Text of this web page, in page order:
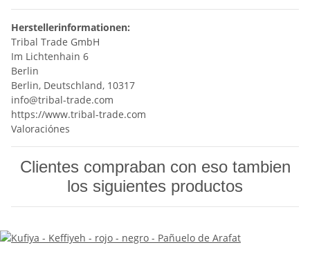
Herstellerinformationen:
Tribal Trade GmbH
Im Lichtenhain 6
Berlin
Berlin, Deutschland, 10317
info@tribal-trade.com
https://www.tribal-trade.com
Valoraciónes
Clientes compraban con eso tambien
los siguientes productos